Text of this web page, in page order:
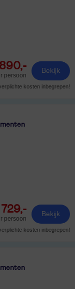
890,-
persoon
Bekijk
kosten inbegrepen!
729,-
persoon
Bekijk
kosten inbegrepen!